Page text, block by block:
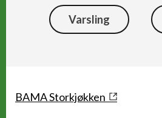
Varsling
Snarveier
BAMA Storkjøkken